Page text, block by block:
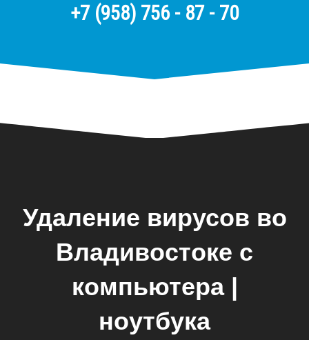
+7 (958) 756 - 87 - 70
Удаление вирусов во
Владивостоке с
компьютера |
ноутбука